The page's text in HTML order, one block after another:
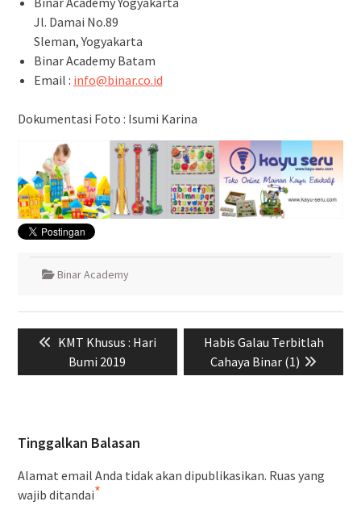
Jl. Damai No.89
Sleman, Yogyakarta
Binar Academy Batam
Email : info@binar.co.id
Dokumentasi Foto : Isumi Karina
Binar Academy
pos
Previous
post:
KMT Khusus : Hari
Bumi 2019
Next
post:
Habis Galau Terbitlah
Cahaya Binar (1)
Tinggalkan Balasan
Alamat email Anda tidak akan dipublikasikan. Ruas yang
wajib ditandai*